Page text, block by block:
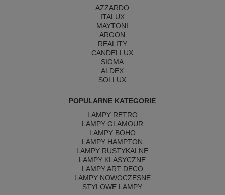
AZZARDO
ITALUX
MAYTONI
ARGON
REALITY
CANDELLUX
SIGMA
ALDEX
SOLLUX
POPULARNE KATEGORIE
LAMPY RETRO
LAMPY GLAMOUR
LAMPY BOHO
LAMPY HAMPTON
LAMPY RUSTYKALNE
LAMPY KLASYCZNE
LAMPY ART DECO
LAMPY NOWOCZESNE
STYLOWE LAMPY